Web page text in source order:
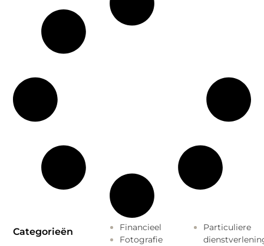
Categorieën
Financieel
Fotografie
Particuliere